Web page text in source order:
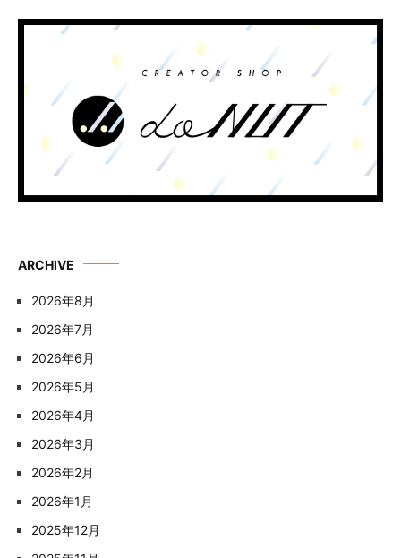
ARCHIVE
2026年8月
2026年7月
2026年6月
2026年5月
2026年4月
2026年3月
2026年2月
2026年1月
2025年12月